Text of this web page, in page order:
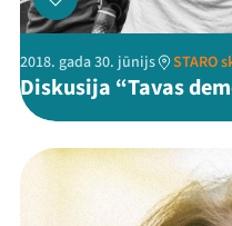
2018. gada 30. jūnijs STARO
Diskusija “Tavas